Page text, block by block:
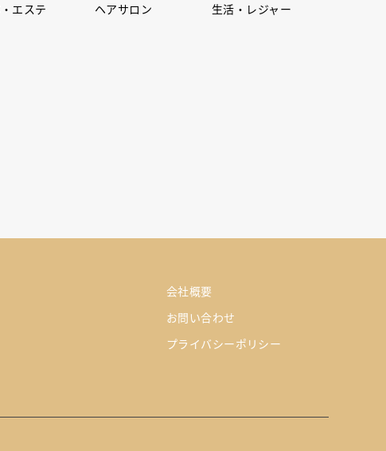
エステ ヘアサロン 生活・レジャー
会社概要
お問い合わせ
プライバシーポリシー